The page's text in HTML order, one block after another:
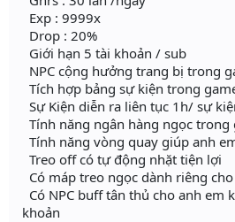
Exp : 9999x
Drop : 20%
Giới hạn 5 tài khoản / sub
NPC cộng hưởng trang bị trong
Tích hợp bảng sự kiện trong
Sự Kiện diễn ra liên tục 1h/ sự
Tính năng ngân hàng ngọc trong
Tính năng vòng quay giúp anh
Treo off có tự động nhặt tiện lợi
Có máp treo ngọc dành riêng
Có NPC buff tân thủ cho anh em
khoản